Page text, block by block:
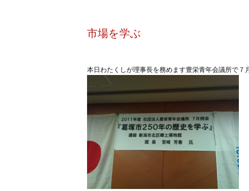
市場を学ぶ
本日わたくしが理事長を務めます豊栄青年会議所で７